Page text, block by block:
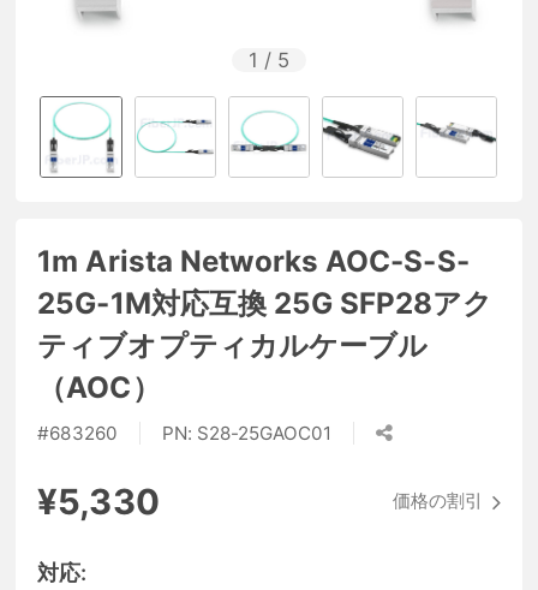
1 / 5
1m Arista Networks AOC-S-S-
25G-1M対応互換 25G SFP28アク
ティブオプティカルケーブル
（AOC）
#683260 PN: S28-25GAOC01
¥5,330 価格の割引
対応: